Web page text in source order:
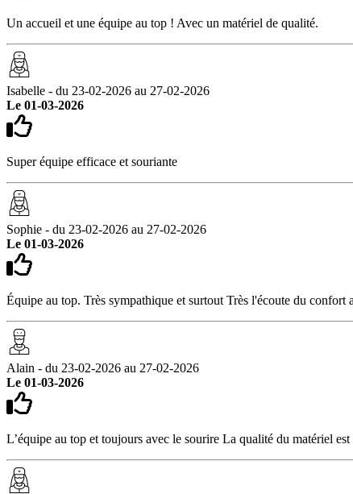
Un accueil et une équipe au top ! Avec un matériel de qualité.
Isabelle - du 23-02-2026 au 27-02-2026
Le 01-03-2026
Super équipe efficace et souriante
Sophie - du 23-02-2026 au 27-02-2026
Le 01-03-2026
Équipe au top. Très sympathique et surtout Très l'écoute du
Alain - du 23-02-2026 au 27-02-2026
Le 01-03-2026
L’équipe au top et toujours avec le sourire La qualité du matériel est